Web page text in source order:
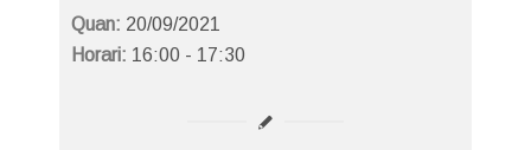
Quan: 20/09/2021
Horari: 16:00 - 17:30